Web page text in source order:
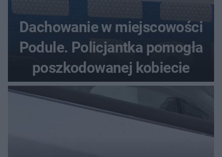
Dachowanie w miejscowości
Podule. Policjantka pomogła
poszkodowanej kobiecie